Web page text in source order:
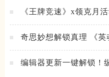
《王牌竞速》x领克月
奇思妙想解锁真理 《
编辑器更新一键解锁！